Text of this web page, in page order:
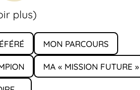
plus)
MON PARCOURS
MA « MISSION FUTURE »